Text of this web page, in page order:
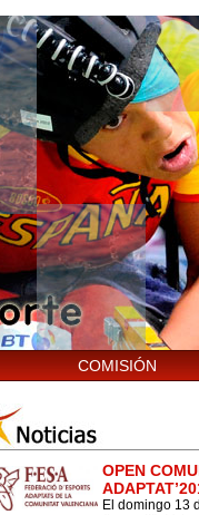
COMISIÓN
OPEN
El domingo 13